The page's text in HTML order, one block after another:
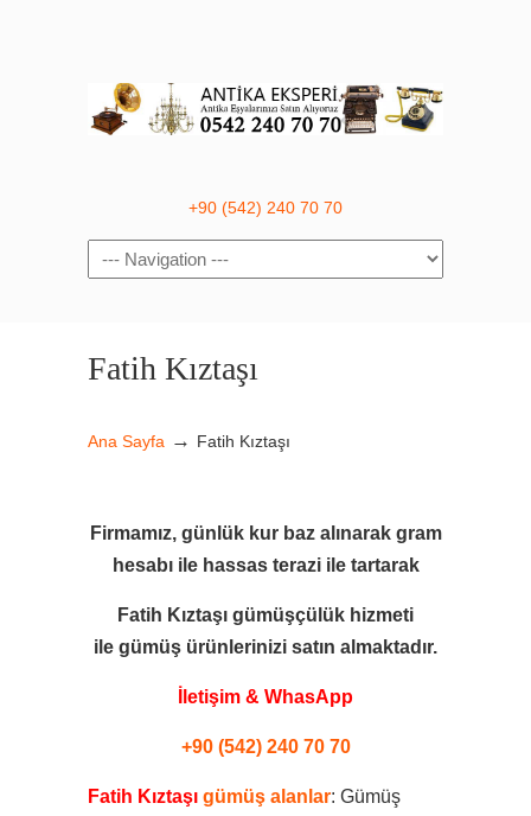
+90 (542) 240 70 70
Navigation
Fatih Kıztaşı
Ana Sayfa → Fatih Kıztaşı
Firmamız, günlük kur baz alınarak gram
hesabı ile hassas terazi ile tartarak
Fatih Kıztaşı gümüşçülük hizmeti
ile gümüş ürünlerinizi satın almaktadır.
İletişim & WhasApp
+90 (542) 240 70 70
Fatih Kıztaşı gümüş alanlar: Gümüş